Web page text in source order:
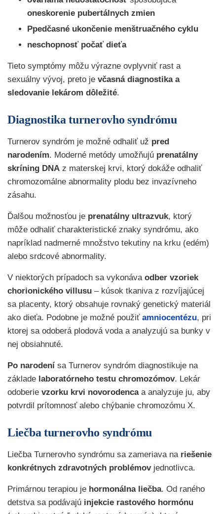
oneskorenie pubertálnych zmien
Ppedčasné ukončenie menštruačného cyklu
neschopnosť počať dieťa
Tieto symptómy môžu výrazne ovplyvniť rast a
sexuálny vývoj, preto je včasná diagnostika a
sledovanie lekárom dôležité.
Diagnostika turnerovho syndrómu
Turnerov syndróm je možné odhaliť už pred
narodením. Moderné metódy umožňujú prenatálny
skríning DNA z materskej krvi, ktorý dokáže odhaliť
chromozomálne abnormality plodu bez invazívneho
zásahu.
Ďalšou možnosťou je prenatálny ultrazvuk, ktorý
môže odhaliť charakteristické znaky syndrómu, ako
napríklad nadmerné množstvo tekutiny na krku (edém)
alebo srdcové abnormality.
V niektorých prípadoch sa vykonáva odber vzoriek
chorionického villusu – kúsok tkaniva z rozvíjajúcej
sa placenty, ktorý obsahuje rovnaký genetický materiál
ako dieťa. Podobne je možné použiť amniocentézu, pri
ktorej sa odoberá plodová voda a analyzujú sa bunky v
nej obsiahnuté.
Po narodení sa Turnerov syndróm diagnostikuje na
základe laboratórneho testu chromozómov. Lekár
odoberie vzorku krvi novorodencaa analyzuje ju, aby
potvrdil prítomnosť alebo chýbanie chromozómu X.
Liečba turnerovho syndrómu
Liečba Turnerovho syndrómu sa zameriava na riešenie
konkrétnych zdravotných problémovjednotlivca.
Primárnou terapiou je hormonálna liečba. Od raného
detstva sa podávajú injekcie rastového hormónu